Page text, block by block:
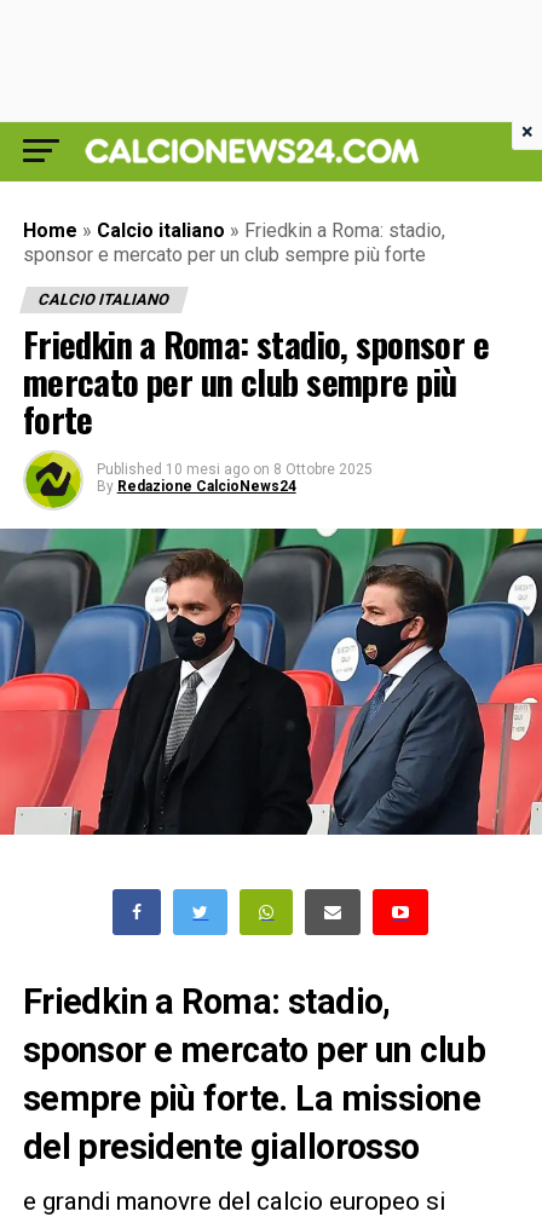
Home » Calcio italiano » Friedkin a Roma: stadio,
sponsor e mercato per un club sempre più forte
CALCIO ITALIANO
Friedkin a Roma: stadio, sponsor e
mercato per un club sempre più
forte
Published 10 mesi ago on 8 Ottobre 2025
By Redazione CalcioNews24
Friedkin a Roma: stadio,
sponsor e mercato per un club
sempre più forte. La missione
del presidente giallorosso
e grandi manovre del calcio europeo si
×